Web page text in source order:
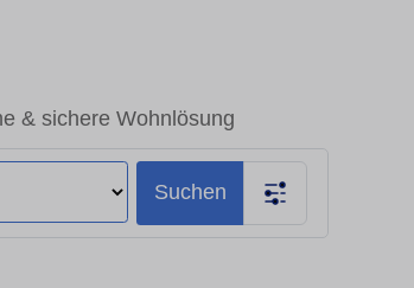
& sichere Wohnlösung
Suchen